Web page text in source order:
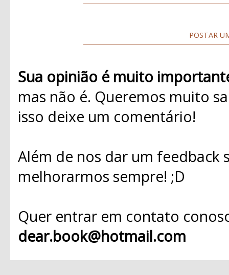
POSTAR
Sua opinião é muito
mas não é. Queremos muito
isso deixe um comentário!
Além de nos dar um
melhorarmos sempre! ;D
Quer entrar em contato
dear.book@hotmail.com